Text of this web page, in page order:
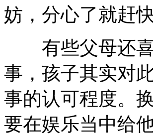
妨，分心了就赶快
有些父母还喜
事，孩子其实对
事的认可程度。
要在娱乐当中给